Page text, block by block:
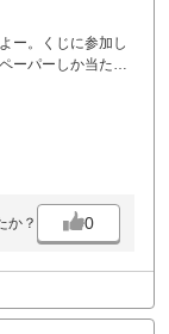
ー。くじに参加し
ーパーしか当たら
か？ 0